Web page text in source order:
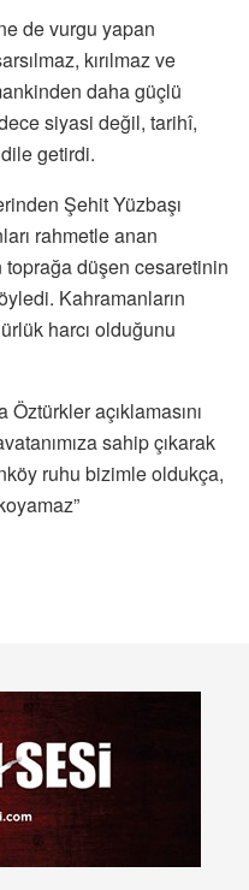
de vurgu yapan
kırılmaz ve
daha güçlü
siyasi değil, tarihî,
getirdi.
Şehit Yüzbaşı
rahmetle anan
toprağa düşen cesaretinin
Kahramanların
harcı olduğunu
açıklamasını
sahip çıkarak
ruhu bizimle oldukça,